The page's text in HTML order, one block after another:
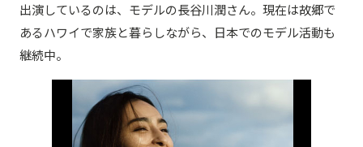
出演しているのは、モデルの長谷川潤さん。現在は故郷で
あるハワイで家族と暮らしながら、日本でのモデル活動も
継続中。